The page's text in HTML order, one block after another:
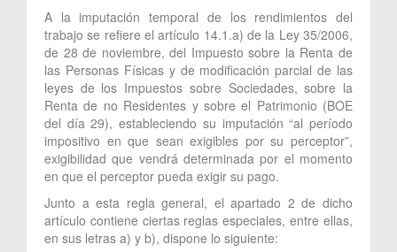
A la imputación temporal de los rendimientos del
trabajo se refiere el artículo 14.1.a) de la Ley 35/2006,
de 28 de noviembre, del Impuesto sobre la Renta de
las Personas Físicas y de modificación parcial de las
leyes de los Impuestos sobre Sociedades, sobre la
Renta de no Residentes y sobre el Patrimonio (BOE
del día 29), estableciendo su imputación “al período
impositivo en que sean exigibles por su perceptor”,
exigibilidad que vendrá determinada por el momento
en que el perceptor pueda exigir su pago.
Junto a esta regla general, el apartado 2 de dicho
artículo contiene ciertas reglas especiales, entre ellas,
en sus letras a) y b), dispone lo siguiente: